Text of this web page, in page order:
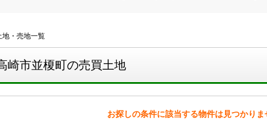
地・売地一覧
崎市並榎町の売買土地
お探しの条件に該当する物件は見つかりま